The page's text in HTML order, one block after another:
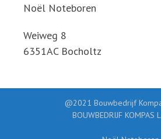
Noël Noteboren
Weiweg 8
6351AC Bocholtz
@2021 Bouwbedrijf
BOUWBEDRIJF KOMPAS